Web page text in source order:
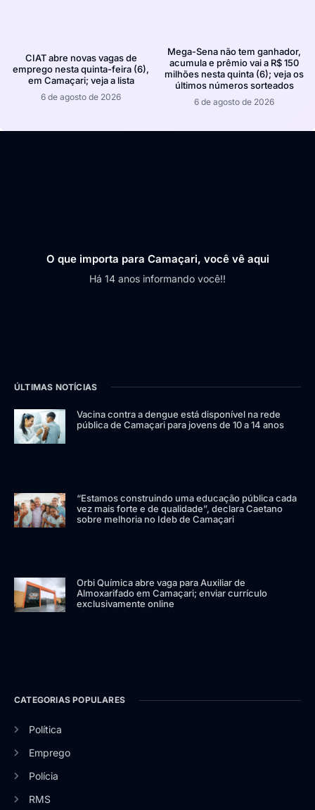
CIAT abre novas vagas de
emprego nesta quinta-feira (6),
em Camaçari; veja a lista
6 de agosto de 2026
Mega-Sena não tem ganhador,
acumula e prêmio vai a R$ 150
milhões nesta quinta (6); veja os
últimos números sorteados
6 de agosto de 2026
O que importa para Camaçari, você vê aqui
Há 14 anos informando você!!
ÚLTIMAS NOTÍCIAS
Vacina contra a dengue está disponível na rede
pública de Camaçari para jovens de 10 a 14 anos
“Estamos construindo uma educação pública cada
vez mais forte e de qualidade”, declara Caetano
sobre melhoria no Ideb de Camaçari
Orbi Química abre vaga para Auxiliar de
Almoxarifado em Camaçari; enviar currículo
exclusivamente online
CATEGORIAS POPULARES
Política
Emprego
Polícia
RMS